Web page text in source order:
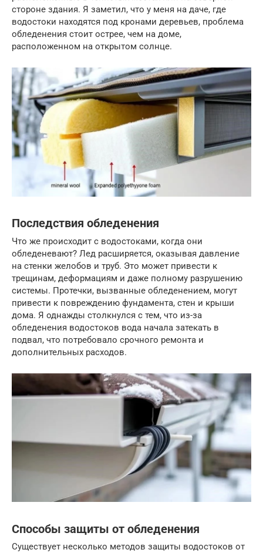
стороне здания. Я заметил, что у меня на даче, где
водостоки находятся под кронами деревьев, проблема
обледенения стоит острее, чем на доме,
расположенном на открытом солнце.
Последствия обледенения
Что же происходит с водостоками, когда они
обледеневают? Лед расширяется, оказывая давление
на стенки желобов и труб. Это может привести к
трещинам, деформациям и даже полному разрушению
системы. Протечки, вызванные обледенением, могут
привести к повреждению фундамента, стен и крыши
дома. Я однажды столкнулся с тем, что из-за
обледенения водостоков вода начала затекать в
подвал, что потребовало срочного ремонта и
дополнительных расходов.
Способы защиты от обледенения
Существует несколько методов защиты водостоков от